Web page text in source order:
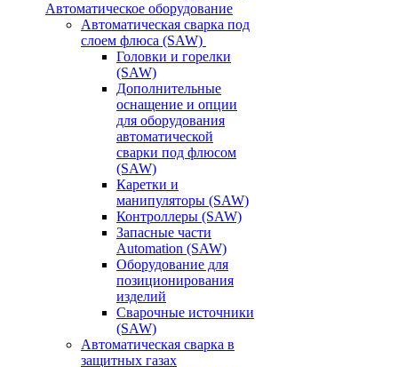
Автоматическое оборудование
Автоматическая сварка под
слоем флюса (SAW)
Головки и горелки
(SAW)
Дополнительные
оснащение и опции
для оборудования
автоматической
сварки под флюсом
(SAW)
Каретки и
манипуляторы (SAW)
Контроллеры (SAW)
Запасные части
Automation (SAW)
Оборудование для
позиционирования
изделий
Сварочные источники
(SAW)
Автоматическая сварка в
защитных газах